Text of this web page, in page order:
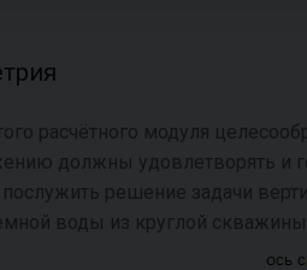
расчётного модуля
должны удовлетворять и
решение задачи
воды из круглой скважины.